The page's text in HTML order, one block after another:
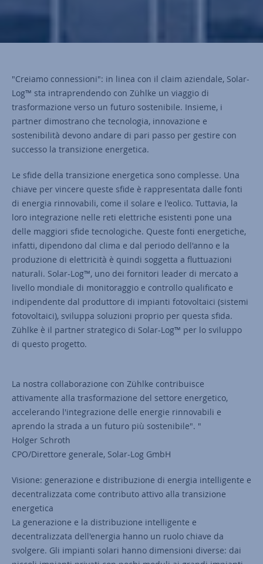
"Creiamo connessioni": in linea con il claim aziendale, Solar-
Log™ sta intraprendendo con Zühlke un viaggio di
trasformazione verso un futuro sostenibile. Insieme, i
partner dimostrano che tecnologia, innovazione e
sostenibilità devono andare di pari passo per gestire con
successo la transizione energetica.
Le sfide della transizione energetica sono complesse. Una
chiave per vincere queste sfide è rappresentata dalle fonti
di energia rinnovabili, come il solare e l'eolico. Tuttavia, la
loro integrazione nelle reti elettriche esistenti pone una
delle maggiori sfide tecnologiche. Queste fonti energetiche,
infatti, dipendono dal clima e dal periodo dell'anno e la
produzione di elettricità è quindi soggetta a fluttuazioni
naturali. Solar-Log™, uno dei fornitori leader di mercato a
livello mondiale di monitoraggio e controllo qualificato e
indipendente dal produttore di impianti fotovoltaici (sistemi
fotovoltaici), sviluppa soluzioni proprio per questa sfida.
Zühlke è il partner strategico di Solar-Log™ per lo sviluppo
di questo progetto.
La nostra collaborazione con Zühlke contribuisce
attivamente alla trasformazione del settore energetico,
accelerando l'integrazione delle energie rinnovabili e
aprendo la strada a un futuro più sostenibile". "
Holger Schroth
CPO/Direttore generale, Solar-Log GmbH
Visione: generazione e distribuzione di energia intelligente e
decentralizzata come contributo attivo alla transizione
energetica
La generazione e la distribuzione intelligente e
decentralizzata dell'energia hanno un ruolo chiave da
svolgere. Gli impianti solari hanno dimensioni diverse: dai